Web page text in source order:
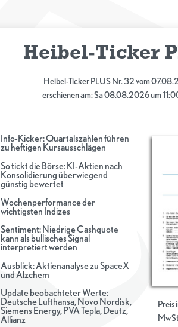
Heibel-Ticker
Heibel-Ticker PLUS Nr. 32 vom
erschienen am: Sa 08.08.2026 um
Info-Kicker: Quartalszahlen führen
zu heftigen Kursausschlägen
So tickt die Börse: KI-Aktien nach
Konsolidierung überwiegend
günstig bewertet
Wochenperformance der
wichtigsten Indizes
Sentiment: Niedrige Cashquote
kann als bullisches Signal
interpretiert werden
Ausblick: Aktienanalyse zu SpaceX
und Alzchem
Update beobachteter Werte:
Deutsche Lufthansa, Novo Nordisk,
Siemens Energy, PVA Tepla, Deutz,
Allianz
Preis